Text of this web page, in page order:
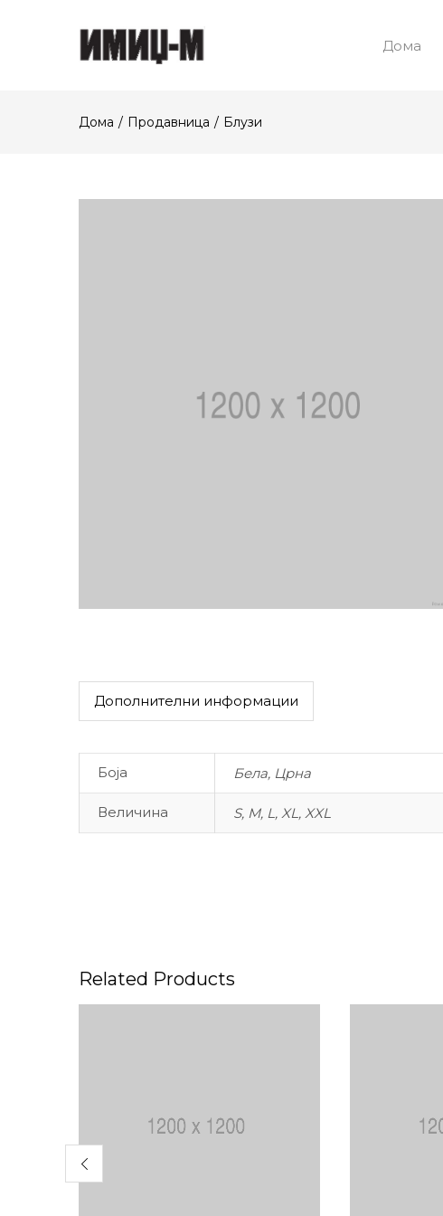
Дома
Дома Продавница Блузи
Дополнителни информации
Боја Бела, Црна
Величина S, M, L, XL, XXL
Related Products